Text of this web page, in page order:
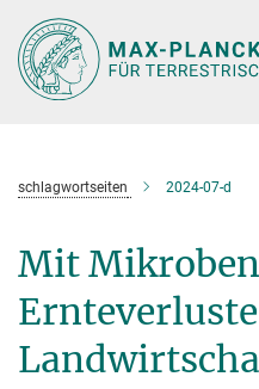
Hauptinhalt
schlagwortseiten 2024-07-d
Mit